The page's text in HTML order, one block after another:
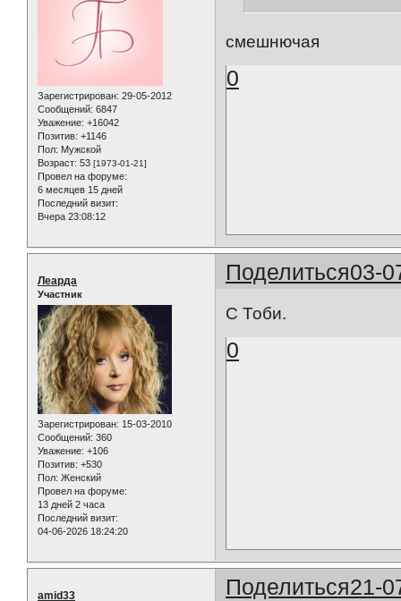
Зарегистрирован: 29-05-2012
Сообщений: 6847
Уважение: +16042
Позитив: +1146
Пол: Мужской
Возраст: 53 [1973-01-21]
Провел на форуме:
6 месяцев 15 дней
Последний визит:
Вчера 23:08:12
смешнючая
0
Поделиться03-
Леарда
Участник
Зарегистрирован: 15-03-2010
Сообщений: 360
Уважение: +106
Позитив: +530
Пол: Женский
Провел на форуме:
13 дней 2 часа
Последний визит:
04-06-2026 18:24:20
С Тоби.
0
Поделиться21-
amid33